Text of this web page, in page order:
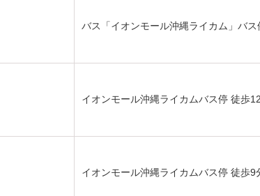
バス「イオンモール沖縄ライカム」バ
イオンモール沖縄ライカムバス停 徒歩
イオンモール沖縄ライカムバス停 徒歩9